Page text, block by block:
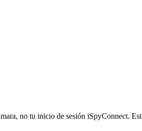
no tu inicio de sesión iSpyConnect.